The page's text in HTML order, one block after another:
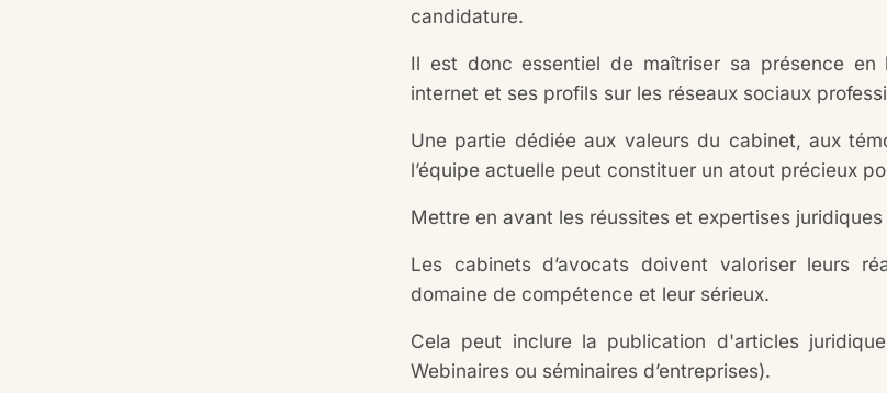
candidature.
Il est donc essentiel de maîtriser sa présence
internet et ses profils sur les réseaux sociaux
Une partie dédiée aux valeurs du cabinet, aux
l’équipe actuelle peut constituer un atout précieux
Mettre en avant les réussites et expertises juridiques
Les cabinets d’avocats doivent valoriser leurs
domaine de compétence et leur sérieux.
Cela peut inclure la publication d'articles
Webinaires ou séminaires d’entreprises).